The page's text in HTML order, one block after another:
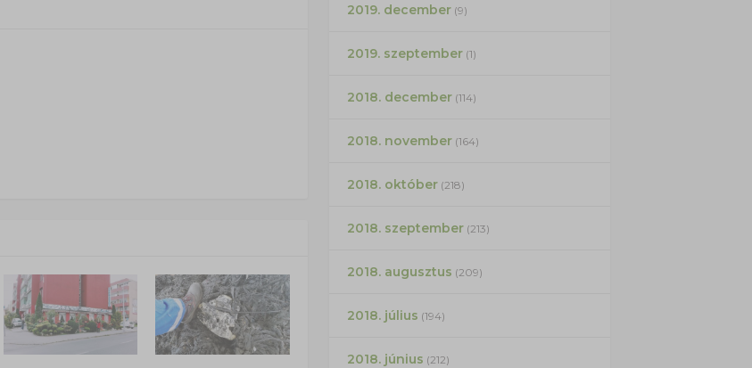
2019. december(9)
2019. szeptember(1)
2018. december(114)
2018. november(164)
2018. október(218)
2018. szeptember(213)
2018. augusztus (209)
2018. július (194)
2018. június (212)